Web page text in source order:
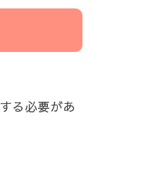
る必要があ